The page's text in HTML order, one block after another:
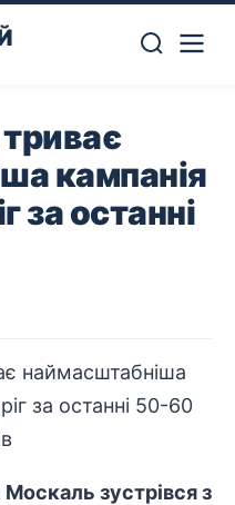
кампанія
за останні
зустрівся з